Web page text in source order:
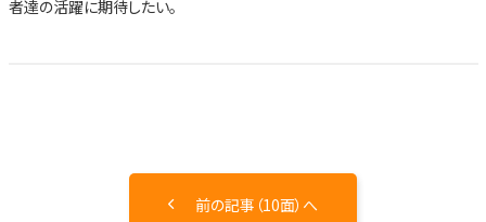
者達の活躍に期待したい。
前の記事（10面）へ